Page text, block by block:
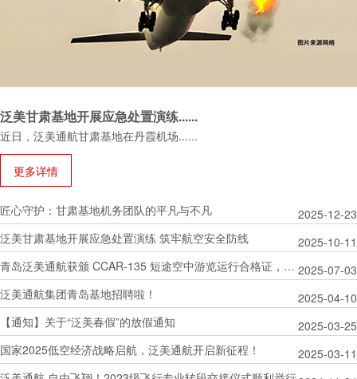
泛美甘肃基地开展应急处置演练......
近日，泛美通航甘肃基地在丹霞机场......
更多详情
匠心守护：甘肃基地机务团队的平凡与不凡
2025-12-23
泛美甘肃基地开展应急处置演练 筑牢航空安全防线
2025-10-11
青岛泛美通航获颁 CCAR-135 短途空中游览运行合格证，开启低空经济探索新征程！ 2025-07-03
泛美通航集团青岛基地招聘啦！
2025-04-10
【通知】关于“泛美春假”的放假通知
2025-03-25
国家2025低空经济战略启航，泛美通航开启新征程！
2025-03-11